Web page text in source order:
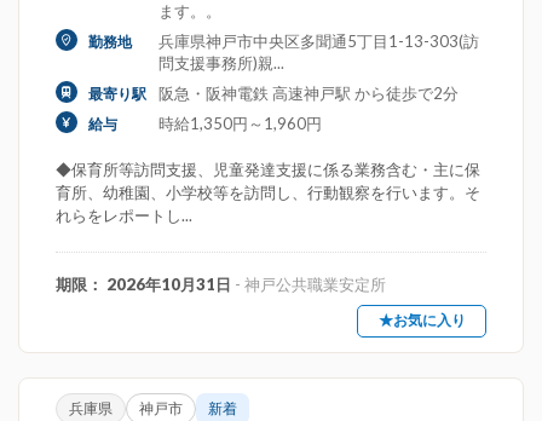
ます。。
勤務地
兵庫県神戸市中央区多聞通5丁目1-13-303(訪
問支援事務所)親...
最寄り駅 阪急・阪神電鉄 高速神戸駅 から徒歩で2分
給与 時給1,350円～1,960円
◆保育所等訪問支援、児童発達支援に係る業務含む・主に保
育所、幼稚園、小学校等を訪問し、行動観察を行います。そ
れらをレポートし...
期限： 2026年10月31日 - 神戸公共職業安定所
★お気に入り
兵庫県 神戸市 新着